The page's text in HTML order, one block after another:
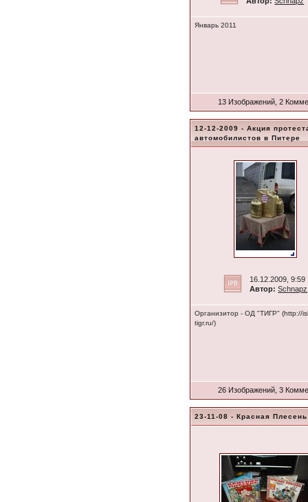
Январь 2011
13 Изображений, 2
12-12-2009 - Акция
автомобилистов в Питере
16.12.2009, 9:59
Автор: Schnapz
Организитор - ОД "ТИГР" (http://
tigr.ru/)
26 Изображений, 3
23-11-08 - Красная Плесень